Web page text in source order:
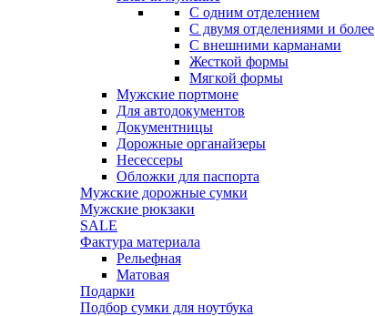
С одним отделением
С двумя отделениями и более
С внешними карманами
Жесткой формы
Мягкой формы
Мужские портмоне
Для автодокументов
Документницы
Дорожные органайзеры
Несессеры
Обложки для паспорта
Мужские дорожные сумки
Мужские рюкзаки
SALE
Фактура материала
Рельефная
Матовая
Подарки
Подбор сумки для ноутбука